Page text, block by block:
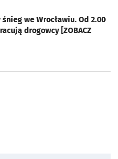
śnieg we Wrocławiu. Od 2.00
drogowcy [ZOBACZ